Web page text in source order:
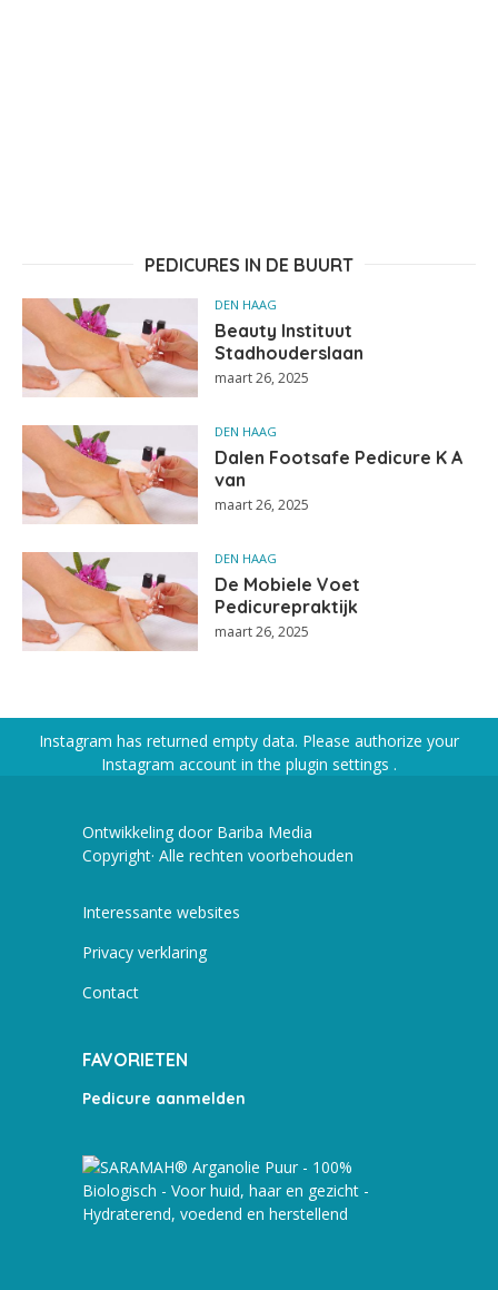
PEDICURES IN DE BUURT
DEN HAAG
Beauty Instituut
Stadhouderslaan
maart 26, 2025
DEN HAAG
Dalen Footsafe Pedicure K A
van
maart 26, 2025
DEN HAAG
De Mobiele Voet
Pedicurepraktijk
maart 26, 2025
Instagram has returned empty data. Please authorize your
Instagram account in the plugin settings .
Ontwikkeling door Bariba Media
Copyright· Alle rechten voorbehouden
Interessante websites
Privacy verklaring
Contact
FAVORIETEN
Pedicure aanmelden